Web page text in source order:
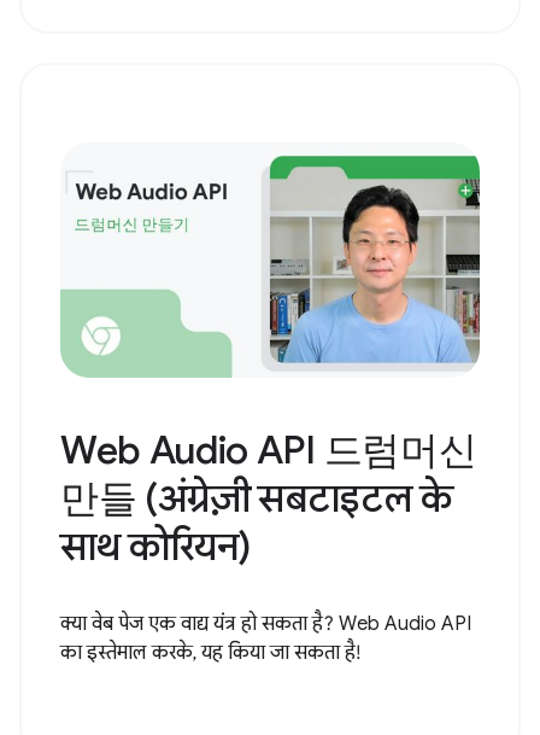
Web Audio API 드럼머신
만들 (अंग्रेज़ी सबटाइटल के
साथ कोरियन)
क्या वेब पेज एक वाद्य यंत्र हो सकता है? Web Audio API
का इस्तेमाल करके, यह किया जा सकता है!